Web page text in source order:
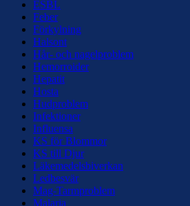
ESBL
Feber
Förkylning
Halsont
Hår- och nagelproblem
Hemorroider
Hepatit
Hosta
Hudproblem
Infektioner
Influensa
KS för Blommor
KS till Djur
Läkemedelsbiverkan
Ledbesvär
Mag-Tarmproblem
Malaria